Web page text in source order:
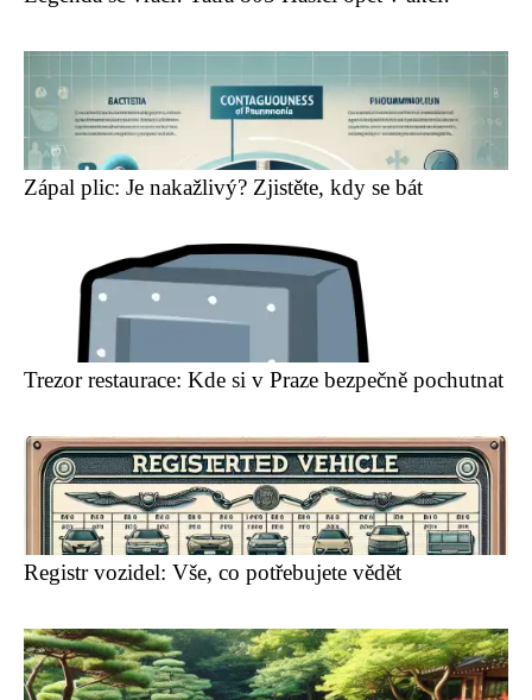
Zápal plic: Je nakažlivý? Zjistěte, kdy se bát
Trezor restaurace: Kde si v Praze bezpečně pochutnat
Registr vozidel: Vše, co potřebujete vědět